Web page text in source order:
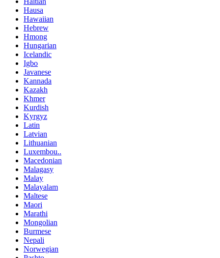
Hausa
Hawaiian
Hebrew
Hmong
Hungarian
Icelandic
Igbo
Javanese
Kannada
Kazakh
Khmer
Kurdish
Kyrgyz
Latin
Latvian
Lithuanian
Luxembou..
Macedonian
Malagasy
Malay
Malayalam
Maltese
Maori
Marathi
Mongolian
Burmese
Nepali
Norwegian